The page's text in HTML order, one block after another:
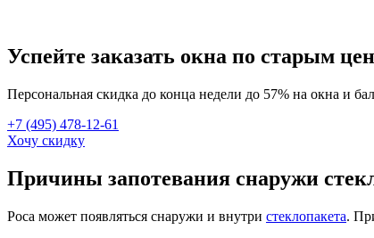
Успейте заказать окна по старым
Персональная скидка до конца недели до 57% на окна и
+7 (495) 478-12-61
Хочу скидку
Причины запотевания снаружи
Роса может появляться снаружи и внутри стеклопакета.